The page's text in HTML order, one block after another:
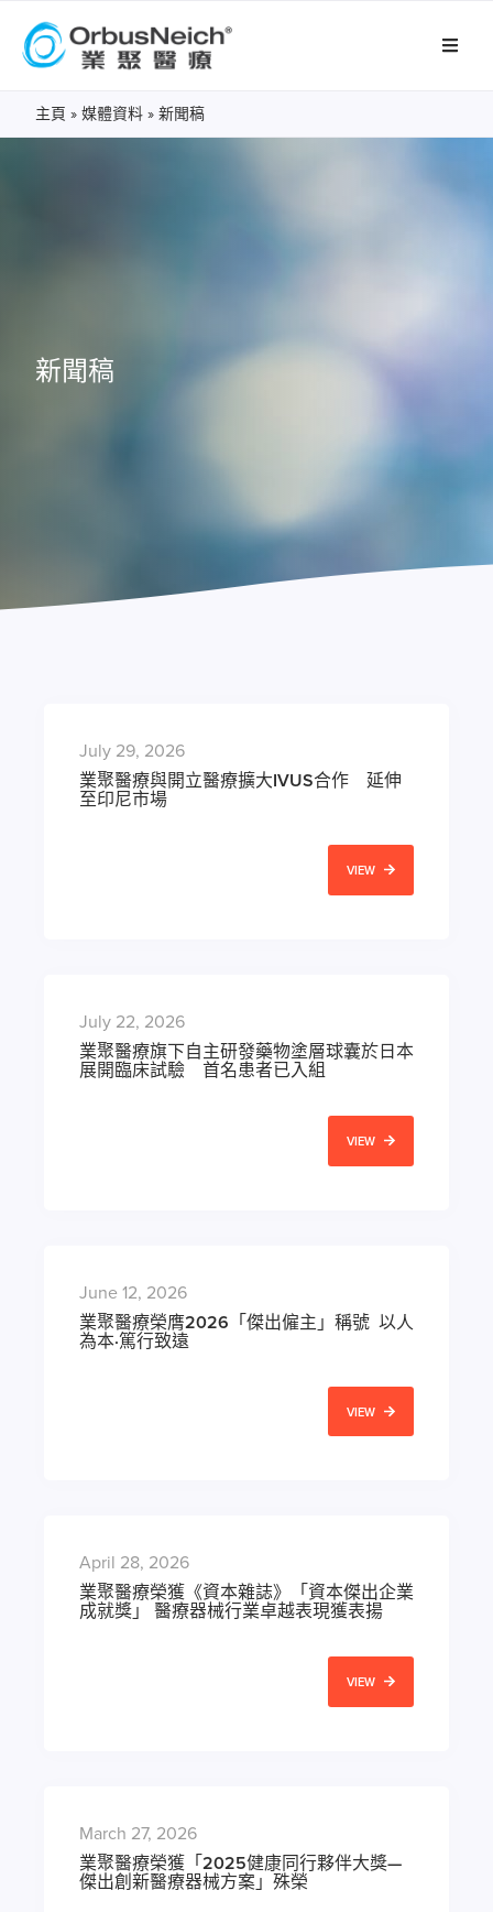
主頁 » 媒體資料 » 新聞稿
新聞稿
July 29, 2026
業聚醫療與開立醫療擴大IVUS合作 延伸
至印尼市場
VIEW
July 22, 2026
業聚醫療旗下自主研發藥物塗層球囊於日本
展開臨床試驗 首名患者已入組
VIEW
June 12, 2026
業聚醫療榮膺2026「傑出僱主」稱號 以人
為本·篤行致遠
VIEW
April 28, 2026
業聚醫療榮獲《資本雜誌》「資本傑出企業
成就獎」 醫療器械行業卓越表現獲表揚
VIEW
March 27, 2026
業聚醫療榮獲「2025健康同行夥伴大獎—
傑出創新醫療器械方案」殊榮